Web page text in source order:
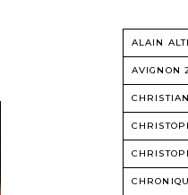
ALAIN
AVIGNON